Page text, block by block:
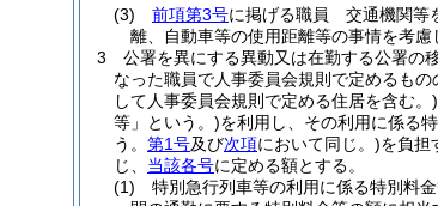
(3)
前項第3号に掲げる職員 交通機関等
離、自動車等の使用距離等の事情を考慮
3
公署を異にする異動又は在勤する公署の
なった職員で人事委員会規則で定めるもの
して人事委員会規則で定める住居を含む。)
等」という。)を利用し、その利用に係る
う。 第1号及び次項において同じ。)を負担
じ、 当該各号に定める額とする。
(1)
特別急行列車等の利用に係る特別料